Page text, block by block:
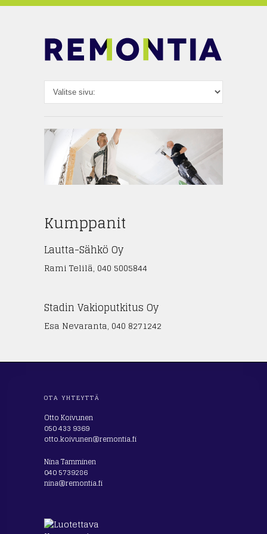
Kumppanit
Lautta-Sähkö Oy
Rami Telilä, 040 5005844
Stadin Vakioputkitus Oy
Esa Nevaranta, 040 8271242
OTA YHTEYTTÄ
Otto Koivunen
050 433 9369
otto.koivunen@remontia.fi
Nina Tamminen
040 5739286
nina@remontia.fi